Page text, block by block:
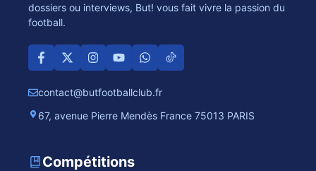
dossiers ou interviews, But! vous fait vivre la passion du
football.
contact@butfootballclub.fr
67, avenue Pierre Mendès France 75013 PARIS
Compétitions